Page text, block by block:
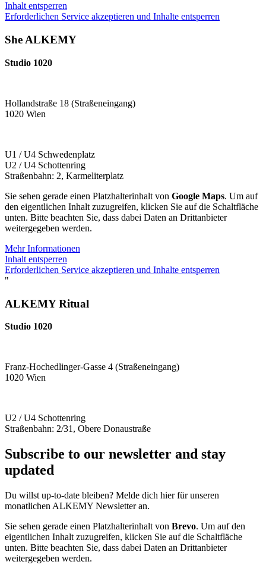
Inhalt entsperren
Erforderlichen Service akzeptieren und Inhalte entsperren
She ALKEMY
Studio 1020
Hollandstraße 18 (Straßeneingang)
1020 Wien
U1 / U4 Schwedenplatz
U2 / U4 Schottenring
Straßenbahn: 2, Karmeliterplatz
Sie sehen gerade einen Platzhalterinhalt von Google Maps. Um auf
den eigentlichen Inhalt zuzugreifen, klicken Sie auf die Schaltfläche
unten. Bitte beachten Sie, dass dabei Daten an Drittanbieter
weitergegeben werden.
Mehr Informationen
Inhalt entsperren
Erforderlichen Service akzeptieren und Inhalte entsperren
"
ALKEMY Ritual
Studio 1020
Franz-Hochedlinger-Gasse 4 (Straßeneingang)
1020 Wien
U2 / U4 Schottenring
Straßenbahn: 2/31, Obere Donaustraße
Subscribe to our newsletter and stay
updated
Du willst up-to-date bleiben? Melde dich hier für unseren
monatlichen ALKEMY Newsletter an.
Sie sehen gerade einen Platzhalterinhalt von Brevo. Um auf den
eigentlichen Inhalt zuzugreifen, klicken Sie auf die Schaltfläche
unten. Bitte beachten Sie, dass dabei Daten an Drittanbieter
weitergegeben werden.